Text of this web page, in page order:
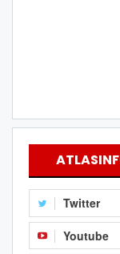
Twitter
Youtube